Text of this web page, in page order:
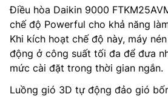
Điều hòa Daikin 9000
chế độ Powerful cho khả năng
Khi kích hoạt chế độ này, máy
động ở công suất tối đa để đưa
mức cài đặt trong thời gian ngắn.
Luồng gió 3D tự động đảo gió